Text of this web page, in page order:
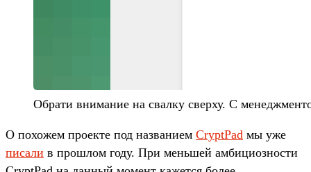
Обрати внимание на свалку сверху. С
О похожем проекте под названием CryptPad мы уже
писали в прошлом году. При меньшей амбициозности